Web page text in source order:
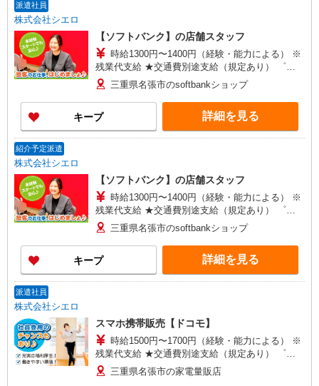
派遣社員
株式会社シエロ
【ソフトバンク】の店舗スタッフ
時給1300円〜1400円（経験・能力による） ※
残業代支給 ★交通費別途支給（規定あり） ゜
+゜・。○。・゜+゜・。○。・゜+゜ 入社祝い金10
万円支給(規定有) お友達を紹介頂くと, インセンテ
ィブ支給(規定有) ★月2回払い・週払い可能（規程
有）★ ゜・。○。・゜+゜・。○。・゜+゜
三重県名張市のsoftbankショップ
キープ 詳細を見る
紹介予定派遣
株式会社シエロ
【ソフトバンク】の店舗スタッフ
時給1300円〜1400円（経験・能力による） ※
残業代支給 ★交通費別途支給（規定あり） ゜
+゜・。○。・゜+゜・。○。・゜+゜ 入社祝い金10
万円支給(規定有) お友達を紹介頂くと, インセンテ
ィブ支給(規定有) ★月2回払い・週払い可能（規程
有）★ ゜・。○。・゜+゜・。○。・゜+゜
三重県名張市のsoftbankショップ
キープ 詳細を見る
派遣社員
株式会社シエロ
スマホ携帯販売【ドコモ】
時給1500円〜1700円（経験・能力による） ※
残業代支給 ★交通費別途支給（規定あり） ゜
+゜・。○。・゜+゜・。○。・゜+゜ 入社祝い金10
万円支給(規定有) お友達を紹介頂くと, インセンテ
三重県名張市の家電量販店